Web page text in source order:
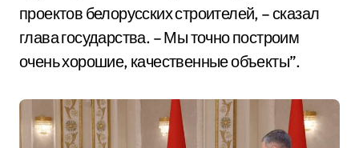
проектов белорусских строителей, – сказал
глава государства. – Мы точно построим
очень хорошие, качественные объекты”.